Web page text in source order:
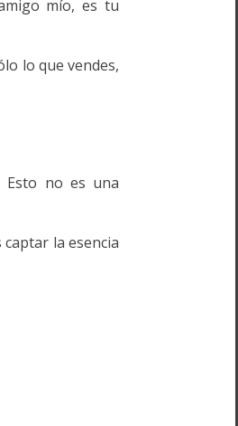
mío, es tu
lo que vendes,
Esto no es una
la esencia